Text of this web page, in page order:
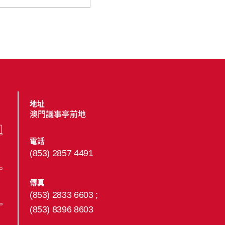
地址
澳門議事亭前地
電話
(853) 2857 4491
傳真
(853) 2833 6603 ;
(853) 8396 8603